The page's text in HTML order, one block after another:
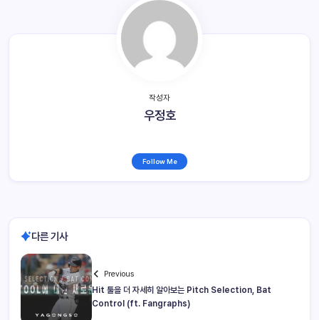
작성자
우정호
Follow Me
다른 기사
Previous
Hit 툴을 더 자세히 알아보는 Pitch Selection, Bat
Control (ft. Fangraphs)